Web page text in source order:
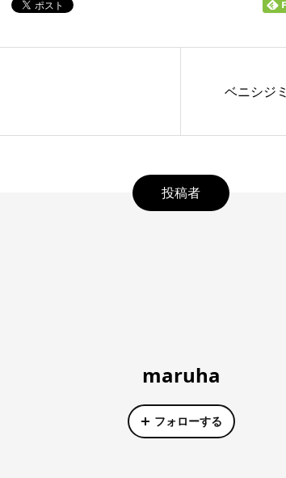
ベニシジミ
投稿者
maruha
フォローする